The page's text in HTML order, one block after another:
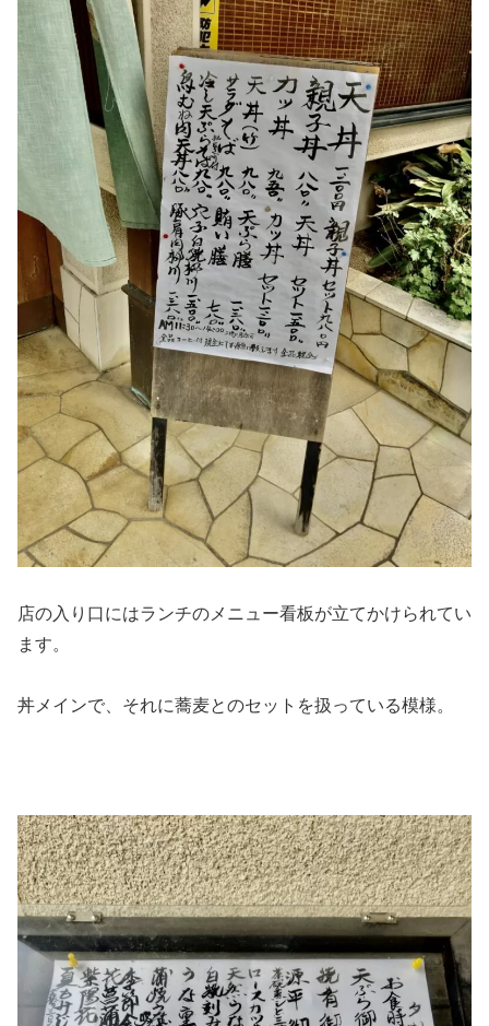
店の入り口にはランチのメニュー看板が立てかけられてい
ます。
丼メインで、それに蕎麦とのセットを扱っている模様。